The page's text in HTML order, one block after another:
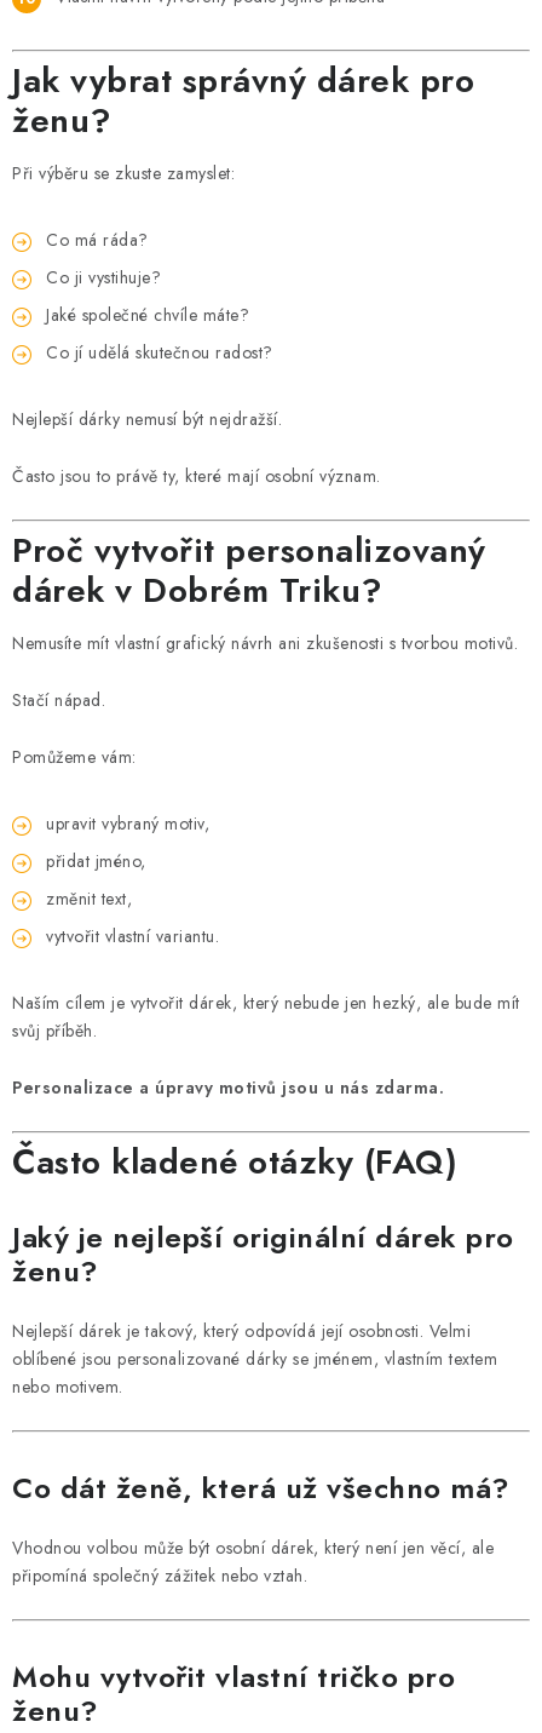
Jak vybrat správný dárek pro
ženu?
Při výběru se zkuste zamyslet:
Co má ráda?
Co ji vystihuje?
Jaké společné chvíle máte?
Co jí udělá skutečnou radost?
Nejlepší dárky nemusí být nejdražší.
Často jsou to právě ty, které mají osobní význam.
Proč vytvořit personalizovaný
dárek v Dobrém Triku?
Nemusíte mít vlastní grafický návrh ani zkušenosti s tvorbou motivů.
Stačí nápad.
Pomůžeme vám:
upravit vybraný motiv,
přidat jméno,
změnit text,
vytvořit vlastní variantu.
Naším cílem je vytvořit dárek, který nebude jen hezký, ale bude mít
svůj příběh.
Personalizace a úpravy motivů jsou u nás zdarma.
Často kladené otázky (FAQ)
Jaký je nejlepší originální dárek pro
ženu?
Nejlepší dárek je takový, který odpovídá její osobnosti. Velmi
oblíbené jsou personalizované dárky se jménem, vlastním textem
nebo motivem.
Co dát ženě, která už všechno má?
Vhodnou volbou může být osobní dárek, který není jen věcí, ale
připomíná společný zážitek nebo vztah.
Mohu vytvořit vlastní tričko pro
ženu?